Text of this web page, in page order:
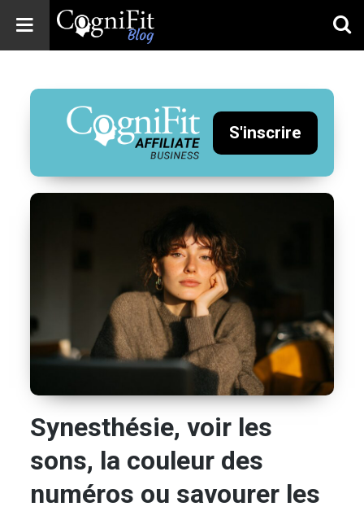
Blog: Brain
Health
News
Brain Training,
Mental Health, and
Wellness
S'inscrire
Synesthésie, voir les
sons, la couleur des
numéros ou savourer les